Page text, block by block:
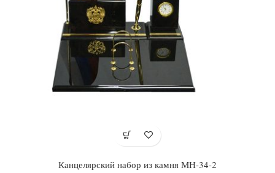
Канцелярский набор из камня МН-34-2